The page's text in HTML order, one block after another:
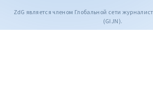
ZdG является членом Глобальной сети
(GIJN).